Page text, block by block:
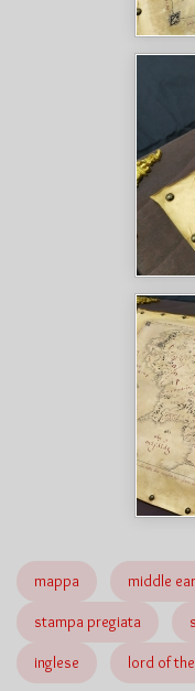
mappa middle
stampa pregiata
inglese lord of